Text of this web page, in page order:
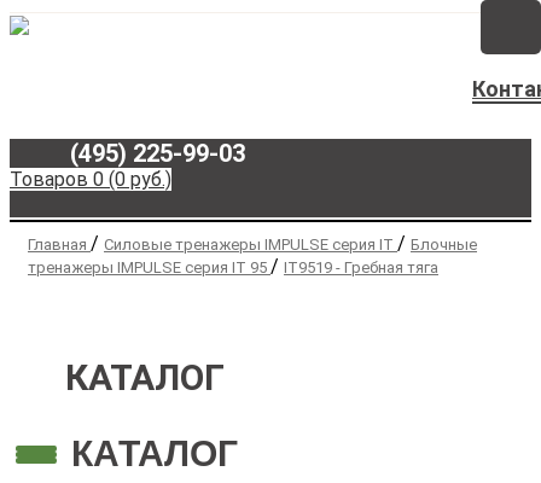
(495) 225-99-03
Товаров 0 (0 руб.)
Главная / Силовые тренажеры IMPULSE серия IT / Блочные
тренажеры IMPULSE серия IT 95 / IT9519 - Гребная тяга
КАТАЛОГ
КАТАЛОГ